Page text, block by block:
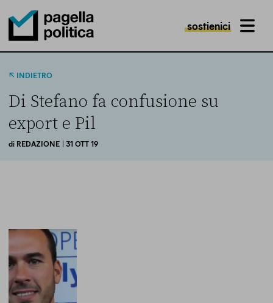
Pagella Politica Logo
sostienici MENU
INDIETRO
Di Stefano fa confusione su
export e Pil
di REDAZIONE | 31 OTT 19